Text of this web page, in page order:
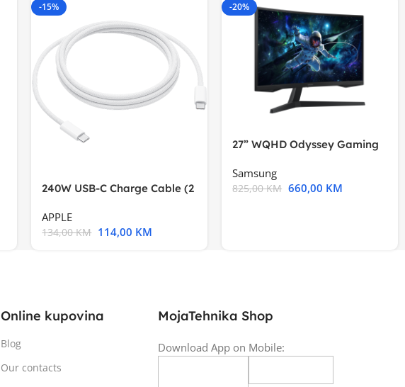
-15%
240W USB-C Charge Cable (2
APPLE
134,00KM 114,00 KM
-20%
27” WQHD Odyssey Gaming
Samsung
825,00KM 660,00 KM
Online kupovina
Blog
Our contacts
MojaTehnika Shop
Download App on Mobile: